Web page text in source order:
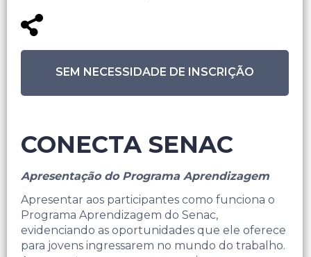
SEM NECESSIDADE DE INSCRIÇÃO
CONECTA SENAC
Apresentação do Programa Aprendizagem
Apresentar aos participantes como funciona o
Programa Aprendizagem do Senac,
evidenciando as oportunidades que ele oferece
para jovens ingressarem no mundo do trabalho.